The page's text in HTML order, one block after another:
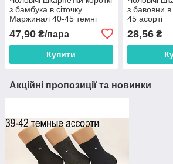
з бамбука в сіточку
Маржинал 40-45 темні
47,90 ₴/пара
Купити
з бавовни в
45 асорті
28,56₴
Акційні пропозиції та новинки